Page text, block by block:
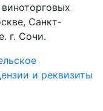
Санкт-
г. Сочи.
и реквизиты